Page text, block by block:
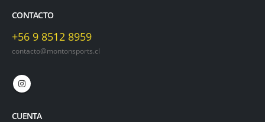
CONTACTO
+56 9 8512 8959
contacto@montonsports.cl
CUENTA